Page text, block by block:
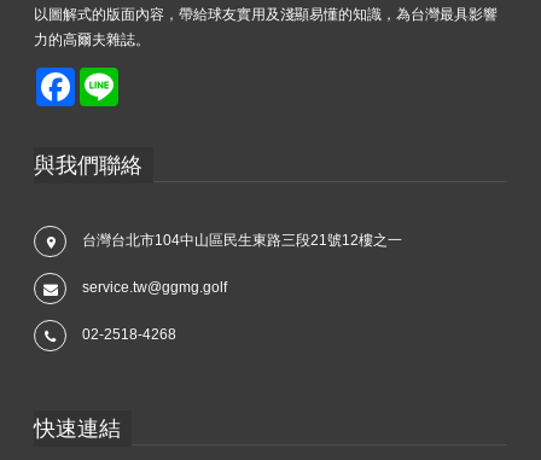
以圖解式的版面內容，帶給球友實用及淺顯易懂的知識，為台灣最具影響
力的高爾夫雜誌。
Facebook
與我們聯絡
台灣台北市104中山區民生東路三段21號12樓之一
service.tw@ggmg.golf
02-2518-4268
快速連結